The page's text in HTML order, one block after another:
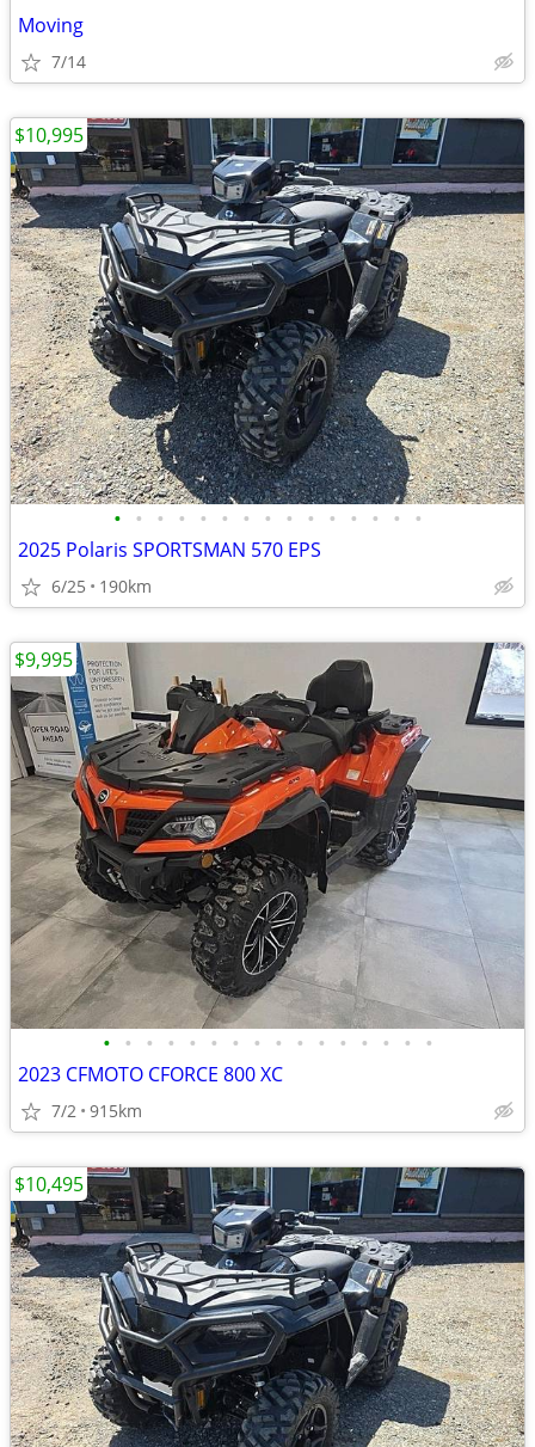
Moving
7/14
• • • • • • • • • • • • • • •
2025 Polaris SPORTSMAN 570 EPS
6/25 190km
$10,995
• • • • • • • • • • • • • • • •
2023 CFMOTO CFORCE 800 XC
7/2 915km
$9,995
$10,495